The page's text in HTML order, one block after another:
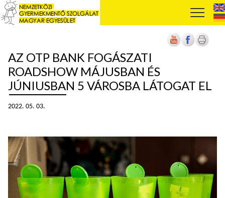
AZ OTP BANK FOGÁSZATI
ROADSHOW MÁJUSBAN ÉS
JÚNIUSBAN 5 VÁROSBA LÁTOGAT EL
2022. 05. 03.